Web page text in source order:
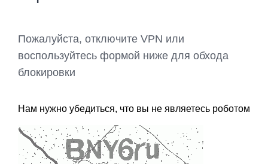
Пожалуйста, отключите VPN или
воспользуйтесь формой ниже для обхода
блокировки
Нам нужно убедиться, что вы не являетесь роботом